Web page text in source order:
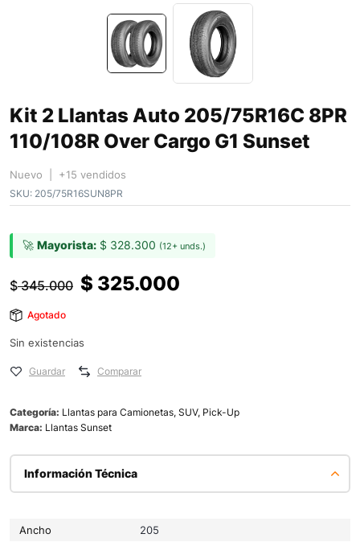
Kit 2 Llantas Auto 205/75R16C 8PR
110/108R Over Cargo G1 Sunset
Nuevo | +15 vendidos
SKU: 205/75R16SUN8PR
🚀 Mayorista: $ 328.300 (12+ unds.)
$345.000 $ 325.000
Agotado
Sin existencias
Guardar Comparar
Categoría: Llantas para Camionetas, SUV, Pick-Up
Marca: Llantas Sunset
Información Técnica
Ancho
205